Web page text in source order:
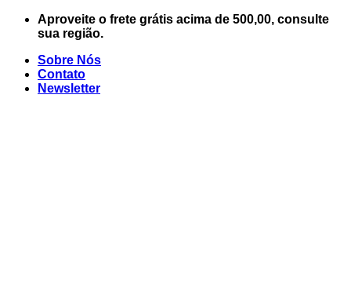
Skip
Aproveite o frete grátis acima de 500,00, consulte
sua região.
Sobre Nós
Contato
Newsletter